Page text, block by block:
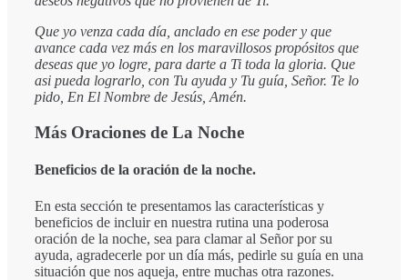
Que yo venza cada día, anclado en ese poder y que
avance cada vez más en los maravillosos propósitos que
deseas que yo logre, para darte a Ti toda la gloria. Que
asi pueda lograrlo, con Tu ayuda y Tu guía, Señor. Te lo
pido, En El Nombre de Jesús, Amén.
Más Oraciones de La Noche
Beneficios de la oración de la noche.
En esta sección te presentamos las características y
beneficios de incluir en nuestra rutina una poderosa
oración de la noche, sea para clamar al Señor por su
ayuda, agradecerle por un día más, pedirle su guía en una
situación que nos aqueja, entre muchas otra razones.